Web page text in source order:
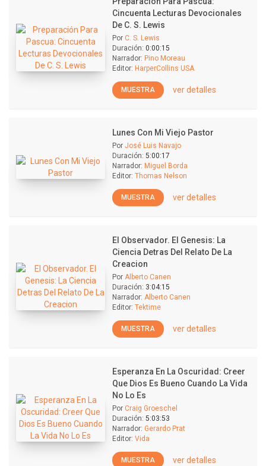
Cincuenta Lecturas Devocionales
De C. S. Lewis
Por C. S. Lewis
Duración: 0:00:15
Narrador: Pino Moreau
Editor: HarperCollins USA
MUESTRA ver detalles
Lunes Con Mi Viejo Pastor
Por José Luis Navajo
Duración: 5:00:17
Narrador: Miguel Borda
Editor: Thomas Nelson
MUESTRA ver detalles
El Observador. El Genesis: La
Ciencia Detras Del Relato De La
Creacion
Por Alberto Canen
Duración: 3:04:15
Narrador: Alberto Canen
Editor: Tektime
MUESTRA ver detalles
Esperanza En La Oscuridad: Creer
Que Dios Es Bueno Cuando La Vida
No Lo Es
Por Craig Groeschel
Duración: 5:03:53
Narrador: Gerardo Prat
Editor: Vida
MUESTRA ver detalles